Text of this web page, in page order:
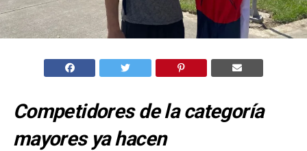
Competidores de la categoría
mayores ya hacen